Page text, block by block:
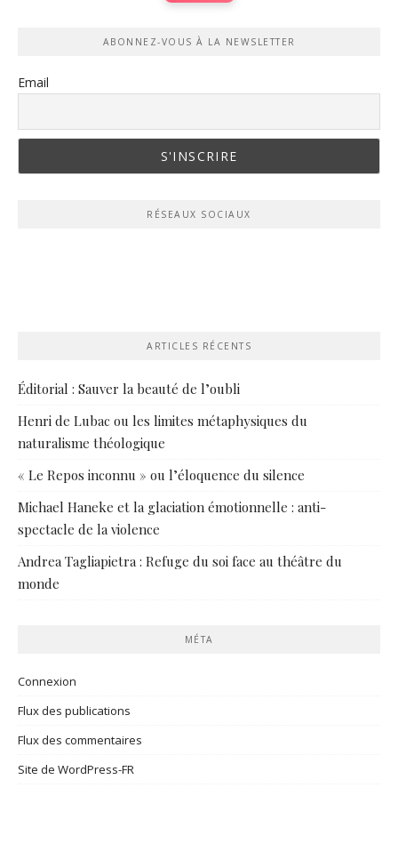
ABONNEZ-VOUS À LA NEWSLETTER
Email
RÉSEAUX SOCIAUX
ARTICLES RÉCENTS
Éditorial : Sauver la beauté de l’oubli
Henri de Lubac ou les limites métaphysiques du
naturalisme théologique
« Le Repos inconnu » ou l’éloquence du silence
Michael Haneke et la glaciation émotionnelle : anti-
spectacle de la violence
Andrea Tagliapietra : Refuge du soi face au théâtre du
monde
MÉTA
Connexion
Flux des publications
Flux des commentaires
Site de WordPress-FR